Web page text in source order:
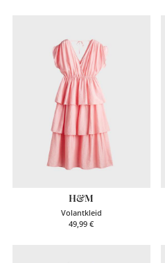
H&M
Volantkleid
49,99 €